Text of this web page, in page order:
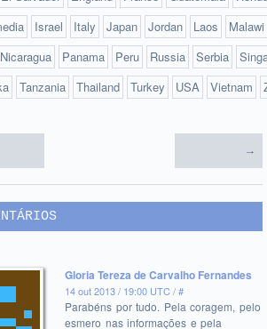
Israel Italy Japan Jordan Laos Malawi
Nicaragua Panama Peru Russia Serbia
Tanzania Thailand Turkey USA Vietnam
→
Gloria Tereza de Carvalho Fernandes
14 out 2013 / 19:00 UTC /#
Parabéns por tudo. Pela coragem, pelo
esmero nas informações e pela